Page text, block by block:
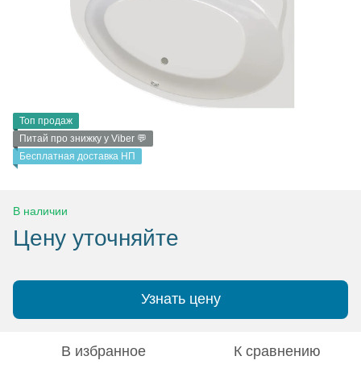
Топ продаж
Питай про знижку у Viber 💬
Бесплатная доставка НП
В наличии
Цену уточняйте
Узнать цену
В избранное К сравнению